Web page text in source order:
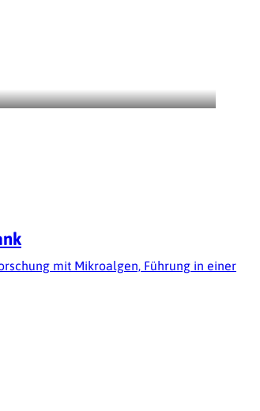
mit Mikroalgen, Führung in einer